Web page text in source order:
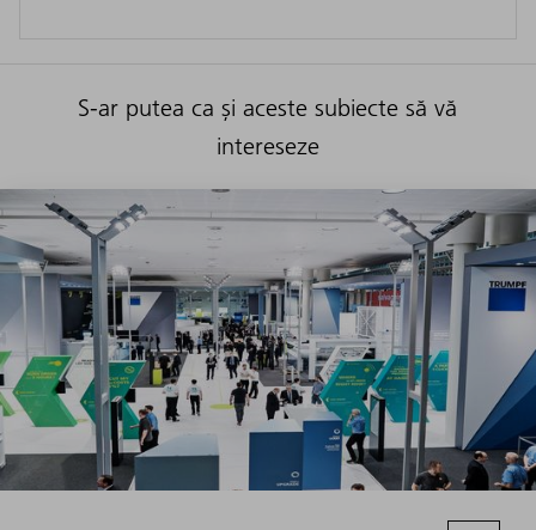
S-ar putea ca și aceste subiecte să vă
intereseze